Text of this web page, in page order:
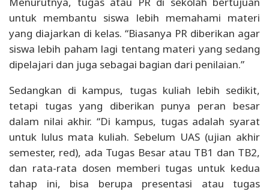
untuk membantu siswa lebih memahami materi
yang diajarkan di kelas. “Biasanya PR diberikan agar
siswa lebih paham lagi tentang materi yang sedang
dipelajari dan juga sebagai bagian dari penilaian.”
Sedangkan di kampus, tugas kuliah lebih sedikit,
tetapi tugas yang diberikan punya peran besar
dalam nilai akhir. “Di kampus, tugas adalah syarat
untuk lulus mata kuliah. Sebelum UAS (ujian akhir
semester, red), ada Tugas Besar atau TB1 dan TB2,
dan rata-rata dosen memberi tugas untuk kedua
tahap ini, bisa berupa presentasi atau tugas